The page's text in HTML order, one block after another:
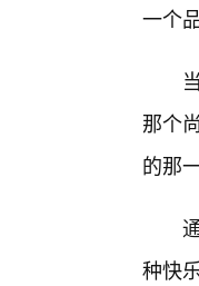
一个
那个
的那
种快